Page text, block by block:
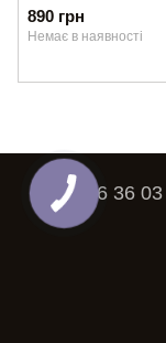
97 (10 LED)
890 грн
Немає в наявності
093 886 36 03